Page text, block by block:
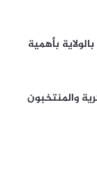
بأهمية
والمنتخبون